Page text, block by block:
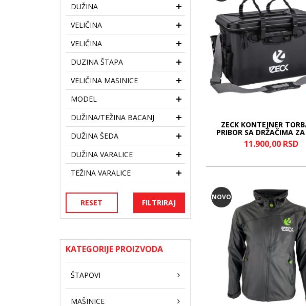
DUŽINA
VELIČINA
VELIČINA
DUZINA ŠTAPA
VELIČINA MASINICE
MODEL
DUŽINA/TEŽINA BACANJ
DUŽINA ŠEDA
DUŽINA VARALICE
TEŽINA VARALICE
RESET FILTRIRAJ
KATEGORIJE PROIZVODA
ŠTAPOVI
MAŠINICE
ZECK KONTEJNER
PRIBOR SA DRŽAČIMA
11.900,00 RSD
NOVO